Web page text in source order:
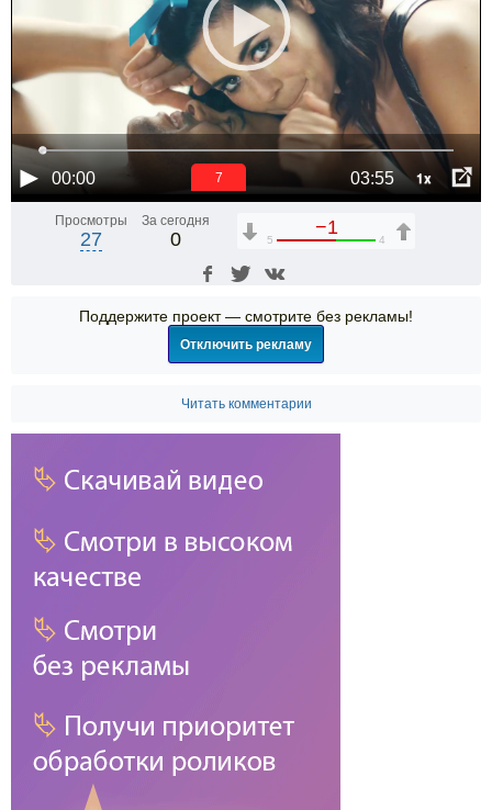
00:00 03:55 1x
6
Просмотры
27
За сегодня
0
−1
5 4
Поддержите проект — смотрите без рекламы!
Отключить рекламу
Читать комментарии